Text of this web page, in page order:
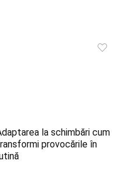
la schimbări cum
provocările în